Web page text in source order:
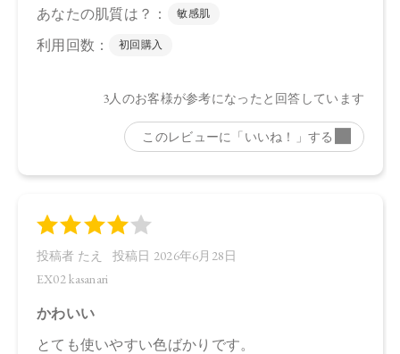
インジカ種子油、グリチルリチン酸2K、セラミドNP、ホホバ
種子油、カニナバラ果実油、トコフェロール、イソステアリ
（右下）ラウリン酸ヘキシル、トリ（カプリル酸/カプリン
酸）グリセリル、炭酸ジカプリリル、シリカ、パルミチン酸
デキストリン、窒化ホウ素、リンゴ酸ジイソステアリル、乳
（Ca/Al）、酸化チタン、マイカ、ホウケイ酸（Ca/Na）、グ
ンジョウ、酸化スズ、酸化鉄
（左上、左下、右下）タルク、スクワラン、シリカ、ジステ